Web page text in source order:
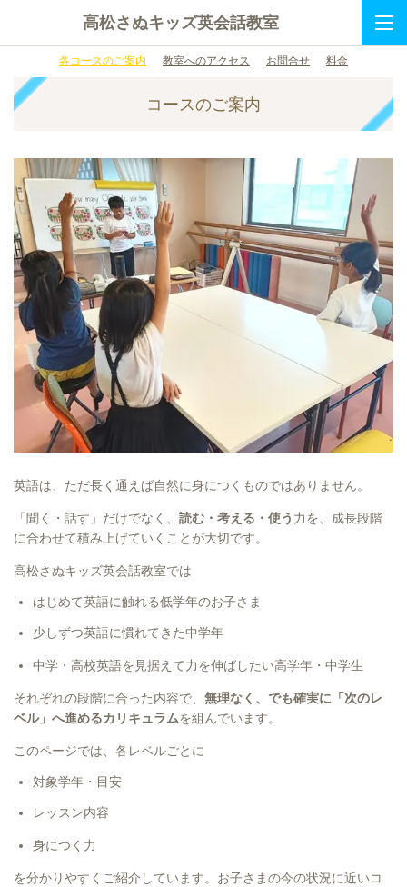
高松さぬキッズ英会話教室
各コースのご案内 教室へのアクセス お問合せ 料金
コースのご案内
英語は、ただ長く通えば自然に身につくものではありません。
「聞く・話す」だけでなく、 読む・考える・使う 力を、成長段階
に合わせて積み上げていくことが大切です。
高松さぬキッズ英会話教室では
はじめて英語に触れる低学年のお子さま
少しずつ英語に慣れてきた中学年
中学・高校英語を見据えて力を伸ばしたい高学年・中学生
それぞれの段階に合った内容で、 無理なく、でも確実に「次のレ
ベル」へ進めるカリキュラムを組んでいます。
このページでは、各レベルごとに
対象学年・目安
レッスン内容
身につく力
を分かりやすくご紹介しています。お子さまの今の状況に近いコ